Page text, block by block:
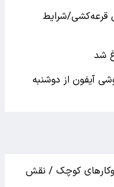
قرعه‌کشی/شرایط
شد
آیفون از دوشنبه
کوچک / نقش